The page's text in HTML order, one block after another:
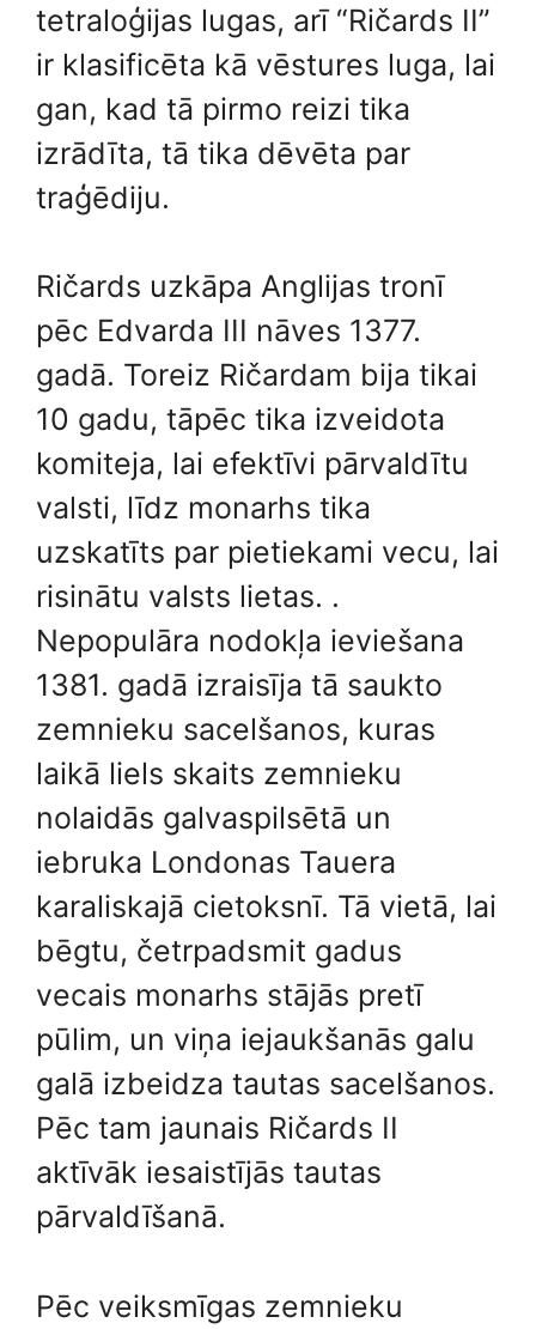
tetraloģijas lugas, arī “Ričards II”
ir klasificēta kā vēstures luga, lai
gan, kad tā pirmo reizi tika
izrādīta, tā tika dēvēta par
traģēdiju.
Ričards uzkāpa Anglijas tronī
pēc Edvarda III nāves 1377.
gadā. Toreiz Ričardam bija tikai
10 gadu, tāpēc tika izveidota
komiteja, lai efektīvi pārvaldītu
valsti, līdz monarhs tika
uzskatīts par pietiekami vecu, lai
risinātu valsts lietas. .
Nepopulāra nodokļa ieviešana
1381. gadā izraisīja tā saukto
zemnieku sacelšanos, kuras
laikā liels skaits zemnieku
nolaidās galvaspilsētā un
iebruka Londonas Tauera
karaliskajā cietoksnī. Tā vietā, lai
bēgtu, četrpadsmit gadus
vecais monarhs stājās pretī
pūlim, un viņa iejaukšanās galu
galā izbeidza tautas sacelšanos.
Pēc tam jaunais Ričards II
aktīvāk iesaistījās tautas
pārvaldīšanā.
Pēc veiksmīgas zemnieku